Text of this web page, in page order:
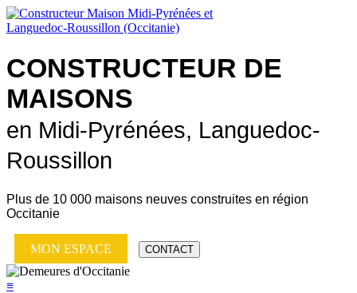
CONSTRUCTEUR DE
MAISONS
en Midi-Pyrénées, Languedoc-
Roussillon
Plus de 10 000 maisons neuves construites en région
Occitanie
MON ESPACE CONTACT
≡